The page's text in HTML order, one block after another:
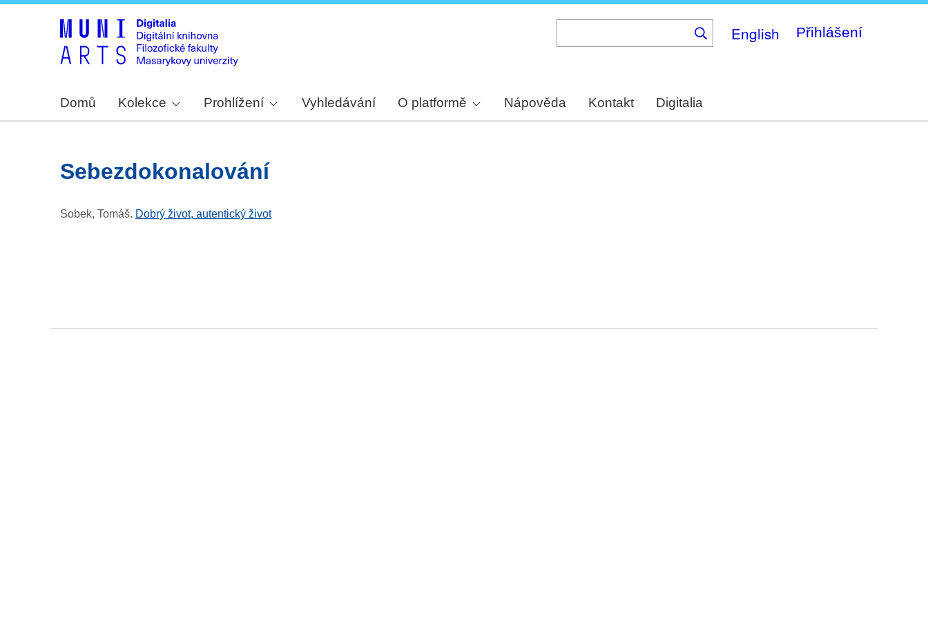
English Přihlášení
Domů Kolekce Prohlížení Vyhledávání O platformě Nápověda Kontakt Digitalia
sebezdokonalování
Sobek, Tomáš. Dobrý život, autentický život